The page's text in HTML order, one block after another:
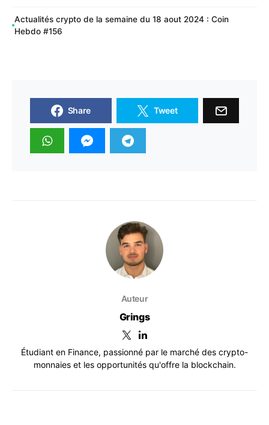
Actualités crypto de la semaine du 18 aout 2024 : Coin
Hebdo #156
Share Tweet
Auteur
Grings
Étudiant en Finance, passionné par le marché des crypto-
monnaies et les opportunités qu'offre la blockchain.